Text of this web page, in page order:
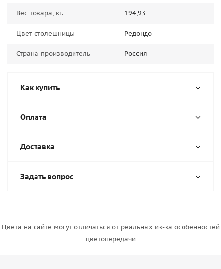
Вес товара, кг. 194,93
Цвет столешницы Редондо
Страна-производитель Россия
Как купить
Оплата
Доставка
Задать вопрос
Цвета на сайте могут отличаться от реальных из-за особенностей
цветопередачи